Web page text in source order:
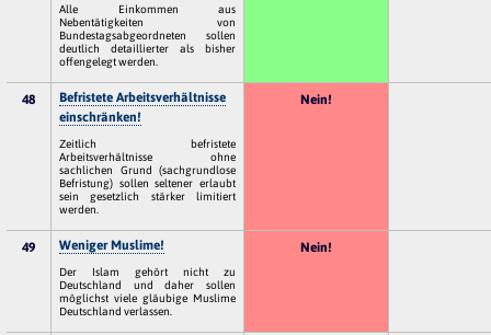
Alle Einkommen aus
Nebentätigkeiten von
Bundestagsabgeordneten sollen
deutlich detaillierter als bisher
offengelegt werden.
48
Befristete Arbeitsverhältnisse
einschränken!
Zeitlich befristete
Arbeitsverhältnisse ohne
sachlichen Grund (sachgrundlose
Befristung) sollen seltener erlaubt
sein gesetzlich stärker limitiert
werden.
Nein!
49 Weniger Muslime!
Der Islam gehört nicht zu
Deutschland und daher sollen
möglichst viele gläubige Muslime
Deutschland verlassen.
Nein!